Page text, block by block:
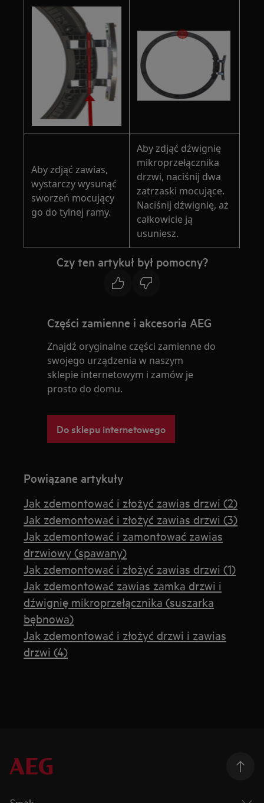
Aby zdjąć zawias,
wystarczy wysunąć
sworzeń mocujący
go do tylnej ramy.
Aby zdjąć dźwignię
mikroprzełącznika
drzwi, naciśnij dwa
zatrzaski mocujące.
Naciśnij dźwignię, aż
całkowicie ją
usuniesz.
Czy ten artykuł był pomocny?
Części zamienne i akcesoria AEG
Znajdź oryginalne części zamienne do
swojego urządzenia w naszym
sklepie internetowym i zamów je
prosto do domu.
Do sklepu internetowego
Powiązane artykuły
Jak zdemontować i złożyć zawias drzwi (2)
Jak zdemontować i złożyć zawias drzwi (3)
Jak zdemontować i zamontować zawias
drzwiowy (spawany)
Jak zdemontować i złożyć zawias drzwi (1)
Jak zdemontować zawias zamka drzwi i
dźwignię mikroprzełącznika (suszarka
bębnowa)
Jak zdemontować i złożyć drzwi i zawias
drzwi (4)